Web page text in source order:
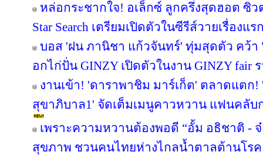
หล่อกระชากใจ! อเล็กซ์ ลูกครึ่งสุดฮอต ซิว
Star Search เตรียมเปิดตัวในซีรีส์วายเรื่องแร
บอส 'ฝน ภานิชา แก้วจันทร์' ทุ่มสุดตัว คว้า
อกไก่ปั่น GINZY เปิดตัวในงาน GINZY fair
งานเข้า! 'ดาราพาชิม มาร์เก็ต' ตลาดแตก
สุขาภิบาล1' จัดเต็มเมนูคาวหวาน แฟนคลั
เพราะความหวานต้องพอดี “อั้ม อธิชาติ -
สุขภาพ ชวนคนไทยห่างไกลน้ำตาลต้านโรค